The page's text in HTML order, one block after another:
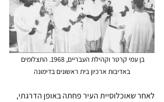
בן עמי קרטר וקהילת העבריים, 1968. התצלומים
באדיבות ארכיון בית ראשונים בדימונה
לאחר שאוכלוסיית העיר פחתה באופן הדרגתי,